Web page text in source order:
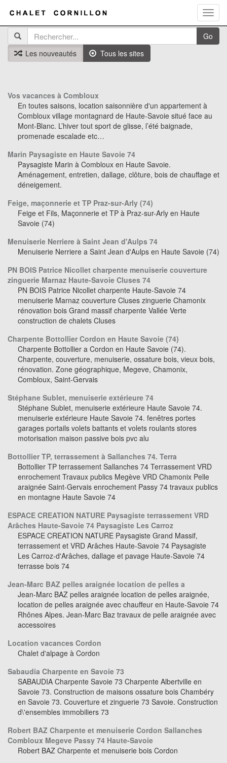
Go
Les nouveautés
Tous les sites
Vos vacances à Combloux
En toutes saisons, location saisonnière d'un appartement à
Combloux village montagnard de Haute-Savoie situé face au
Mont-Blanc. L’hiver tout sport de glisse, l’été baignade,
promenade escalade etc…
Marin Paysagiste en Haute Savoie 74
Paysagiste Marin à Combloux en Haute Savoie.
Aménagement, entretien, dallage, clôture, bois de chauffage et
déneigement.
Feige, maçonnerie et TP Praz-sur-Arly (74)
Feige et Fils, Maçonnerie et TP à Praz-sur-Arly en Haute
Savoie (74)
Menuiserie Nerriere à Saint Jean d'Aulps 74
Menuiserie Nerriere a Saint Jean d'Aulps en Haute Savoie (74)
PN BOIS Patrice Nicollet charpente menuiserie couverture
zinguerie Marnaz Haute-Savoie Cluses 74
PN BOIS Patrice Nicollet charpente Haute-Savoie 74
menuiserie Marnaz couverture Cluses zinguerie Chamonix
rénovation bois Grand massif charpente Vallée Verte
construction de chalets Cluses
Charpente Bottollier Cordon en Haute Savoie (74)
Charpente Bottollier a Cordon en Haute Savoie (74).
Charpente, couverture, menuiserie, ossature bois, vieux bois,
rénovation. Zone géographique, Megeve, Chamonix,
Combloux, Saint-Gervais
Stéphane Sublet, menuiserie extérieure 74
Stéphane Sublet, menuiserie extérieure Haute Savoie 74.
menuiserie extérieure Haute Savoie 74. fenêtres portes
garages portails volets battants et volets roulants stores
motorisation maison passive bois pvc alu
Bottollier TP, terrassement à Sallanches 74. Terra
Bottollier TP terrassement Sallanches 74 Terrassement VRD
enrochement Travaux publics Megève VRD Chamonix Pelle
araignée Saint-Gervais enrochement Passy 74 travaux publics
en montagne Haute Savoie 74
ESPACE CREATION NATURE Paysagiste terrassement VRD
Arâches Haute-Savoie 74 Paysagiste Les Carroz
ESPACE CREATION NATURE Paysagiste Grand Massif,
terrassement et VRD Arâches Haute-Savoie 74 Paysagiste
Les Carroz-d'Arâches, dallage et pavage Haute-Savoie 74
terrasse bois 74
Jean-Marc BAZ pelles araignée location de pelles a
Jean-Marc BAZ pelles araignée location de pelles araignée,
location de pelles araignée avec chauffeur en Haute-Savoie 74
Rhônes Alpes. Jean-Marc Baz travaux de pelle araignée avec
accessoires
Location vacances Cordon
Chalet d'alpage à Cordon
Sabaudia Charpente en Savoie 73
SABAUDIA Charpente Savoie 73 Charpente Albertville en
Savoie 73. Construction de maisons ossature bois Chambéry
en Savoie 73. Couverture et zinguerie 73 Savoie. Construction
d\'ensembles immobiliers 73
Robert BAZ Charpente et menuiserie Cordon Sallanches
Combloux Megeve Passy 74 Haute-Savoie
Robert BAZ Charpente et menuiserie bois Cordon